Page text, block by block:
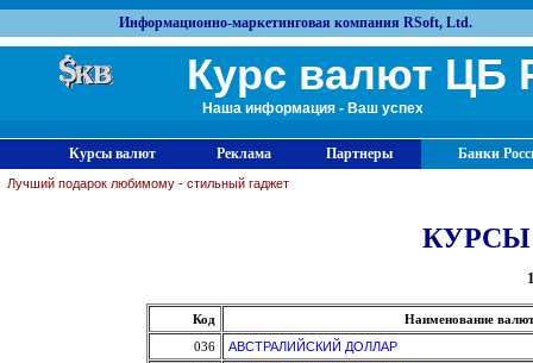
Информационно-маркетинговая компания RSoft, Ltd.
Курс валют ЦБ
Наша информация - Ваш успех
Курсы валют Реклама Партнеры Банки
Лучший подарок любимому - стильный гаджет
Код
Наименование
036
АВСТРАЛИЙСКИЙ ДОЛЛАР